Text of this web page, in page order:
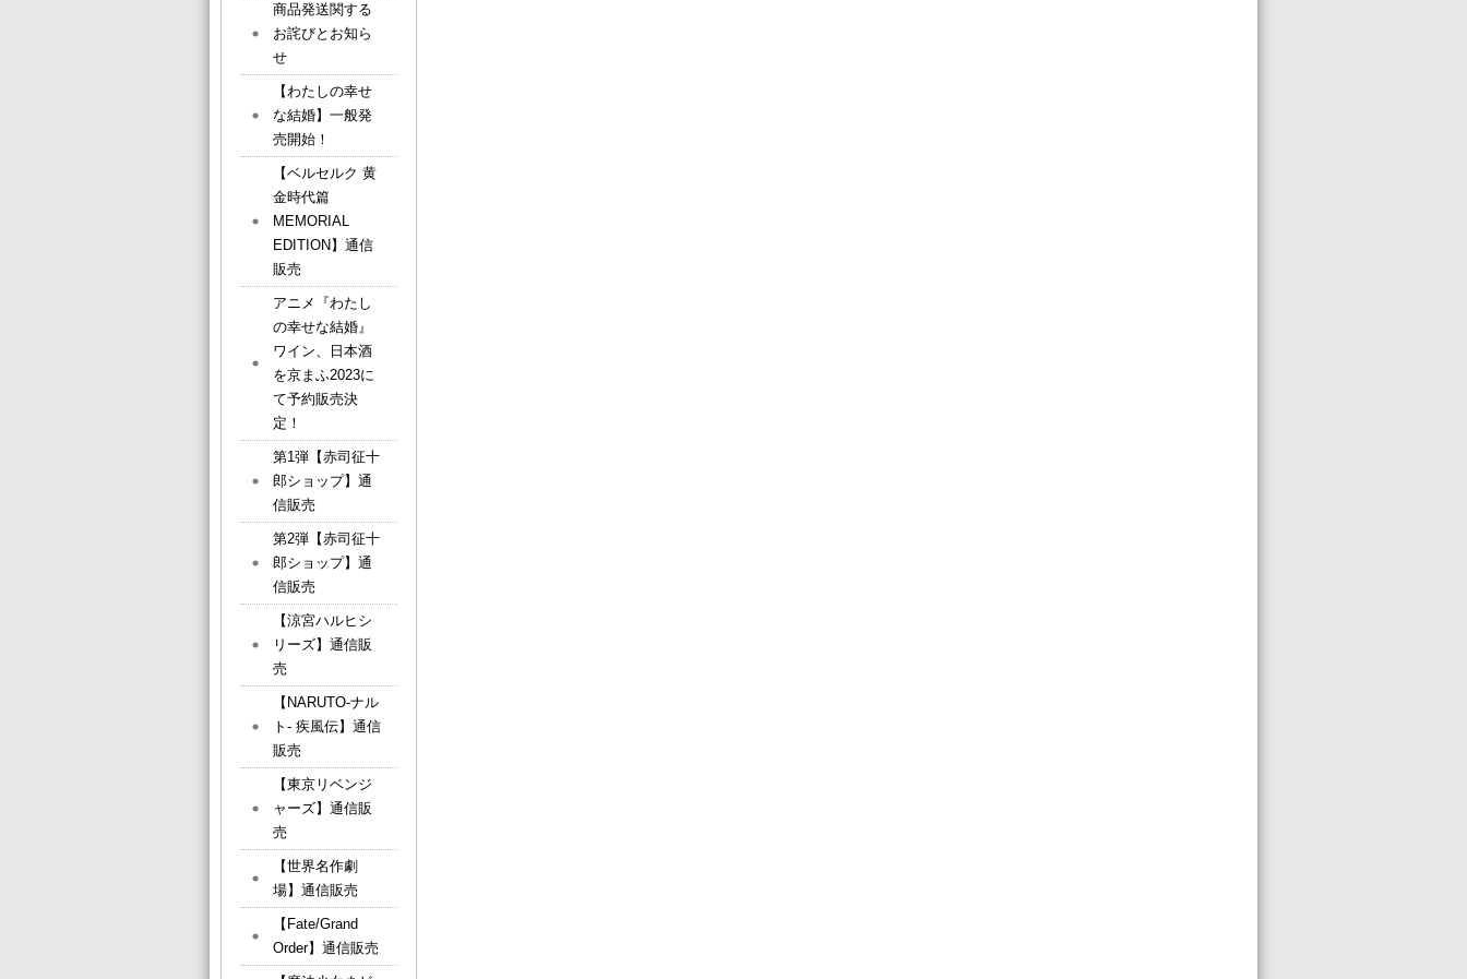
商品発送関する
お詫びとお知ら
せ
【わたしの幸せ
な結婚】一般発
売開始！
【ベルセルク 黄
金時代篇
MEMORIAL
EDITION】通信
販売
アニメ『わたし
の幸せな結婚』
ワイン、日本酒
を京まふ2023に
て予約販売決
定！
第1弾【赤司征十
郎ショップ】通
信販売
第2弾【赤司征十
郎ショップ】通
信販売
【涼宮ハルヒシ
リーズ】通信販
売
【NARUTO-ナル
ト- 疾風伝】通信
販売
【東京リベンジ
ャーズ】通信販
売
【世界名作劇
場】通信販売
【Fate/Grand
Order】通信販売